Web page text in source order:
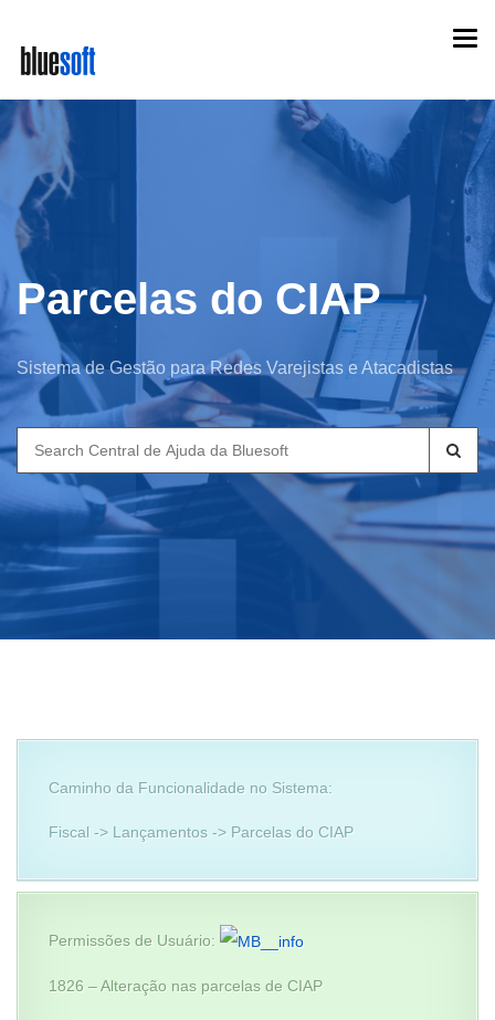
main
content
Parcelas do CIAP
Sistema de Gestão para Redes Varejistas e Atacadistas
Search
for:
Caminho da Funcionalidade no Sistema:
Fiscal -> Lançamentos -> Parcelas do CIAP
Permissões de Usuário:
1826 – Alteração nas parcelas de CIAP